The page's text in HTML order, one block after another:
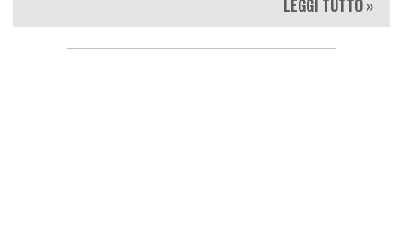
LEGGI TUTTO »